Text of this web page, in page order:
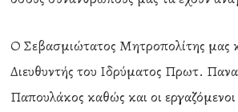
Ο Σεβασμιώτατος Μητροπολίτης μας
Διευθυντής του Ιδρύματος Πρωτ.
Παπουλάκος καθώς και οι